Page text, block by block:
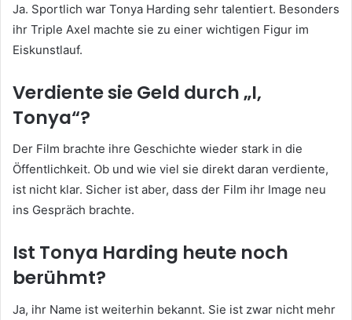
Ja. Sportlich war Tonya Harding sehr talentiert. Besonders
ihr Triple Axel machte sie zu einer wichtigen Figur im
Eiskunstlauf.
Verdiente sie Geld durch „I,
Tonya“?
Der Film brachte ihre Geschichte wieder stark in die
Öffentlichkeit. Ob und wie viel sie direkt daran verdiente,
ist nicht klar. Sicher ist aber, dass der Film ihr Image neu
ins Gespräch brachte.
Ist Tonya Harding heute noch
berühmt?
Ja, ihr Name ist weiterhin bekannt. Sie ist zwar nicht mehr